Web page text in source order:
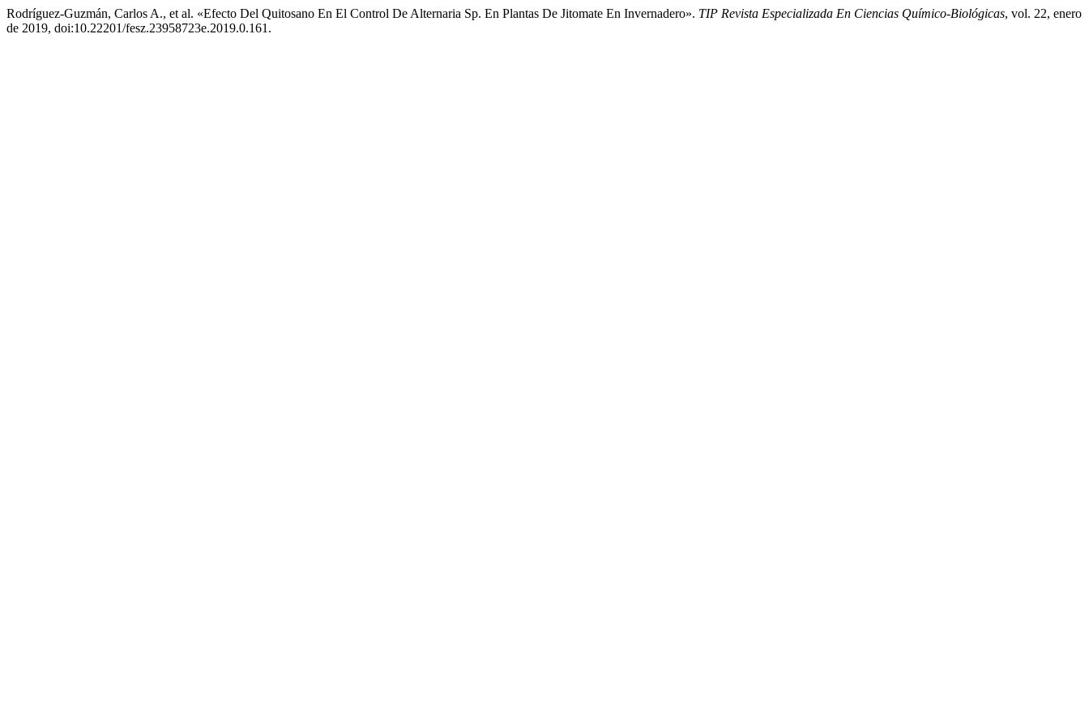
Rodríguez-Guzmán, Carlos A., et al. «Efecto Del Quitosano En El Control De Alternaria Sp. En Plantas De Jitomate En Invernadero». TIP Revista Especializada En Ciencias Químico-Biológicas, vol. 22, enero
de 2019, doi:10.22201/fesz.23958723e.2019.0.161.